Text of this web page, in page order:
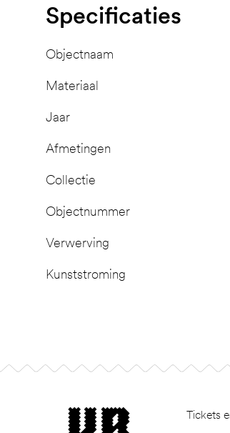
Specificaties
Objectnaam
Materiaal
Jaar
Afmetingen
Collectie
Objectnummer
Verwerving
Kunststroming
Tickets
museum van Bommel van Dam